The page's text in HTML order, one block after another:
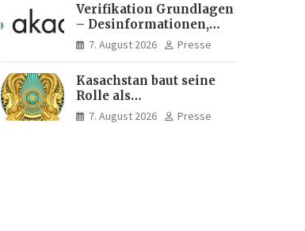
Verifikation Grundlagen
– Desinformationen,
Fake News, manipulierte
Inhalte | dpa-Akademie
7. August 2026 Presse
Kasachstan baut seine
Rolle als
Logistikdrehscheibe
zwischen Europa und
7. August 2026 Presse